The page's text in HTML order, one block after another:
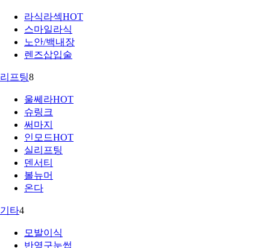
라식라섹HOT
스마일라식
노안/백내장
렌즈삽입술
리프팅8
울쎄라HOT
슈링크
써마지
인모드HOT
실리프팅
덴서티
볼뉴머
온다
기타4
모발이식
반영구눈썹